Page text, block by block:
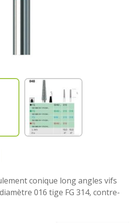
conique long angles vifs
016 tige FG 314, contre-